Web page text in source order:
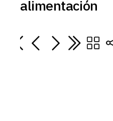
alimentación